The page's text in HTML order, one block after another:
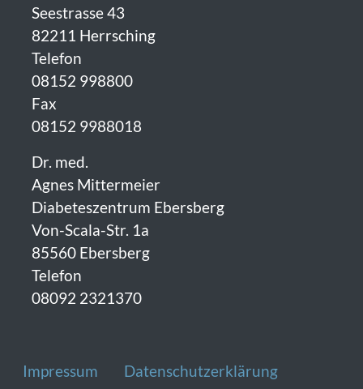
Seestrasse 43
82211 Herrsching
Telefon
08152 998800
Fax
08152 9988018
Dr. med.
Agnes Mittermeier
Diabeteszentrum Ebersberg
Von-Scala-Str. 1a
85560 Ebersberg
Telefon
08092 2321370
Fußzeile
Impressum
Datenschutzerklärung